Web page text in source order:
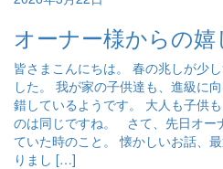
オーナー様からの
皆さまこんにちは。 春の兆しが少
した。 我が家の子供達も、進級に
錯しているようです。 大人も子供
のは同じですね。 さて、先日オー
ていた時のこと。 懐かしいお話、
りまし […]